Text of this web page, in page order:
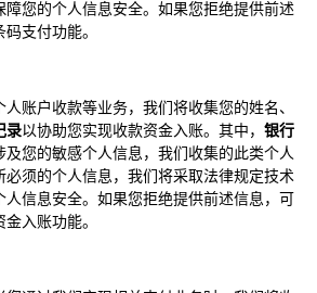
障您的个人信息安全。如果您拒绝提供前述
支付功能。
账户收款等业务，我们将收集您的姓名、
录以协助您实现收款资金入账。其中， 银行
及您的敏感个人信息，我们收集的此类个人
必须的个人信息，我们将采取法律规定技术
信息安全。如果您拒绝提供前述信息，可
入账功能。